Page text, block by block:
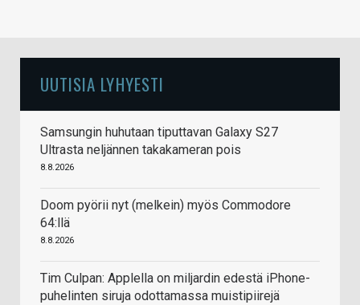
UUTISIA LYHYESTI
Samsungin huhutaan tiputtavan Galaxy S27
Ultrasta neljännen takakameran pois
8.8.2026
Doom pyörii nyt (melkein) myös Commodore
64:llä
8.8.2026
Tim Culpan: Applella on miljardin edestä iPhone-
puhelinten siruja odottamassa muistipiirejä